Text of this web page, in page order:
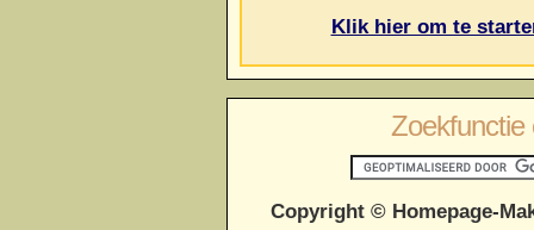
Klik hier om te
Zoekfunctie
Copyright © Homepage-